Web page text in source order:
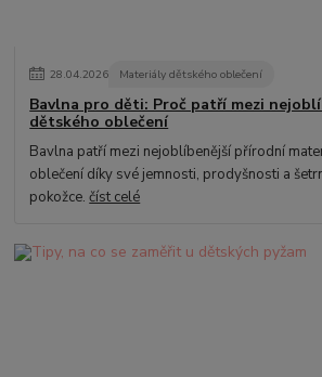
28.04.2026 Materiály dětského oblečení
Bavlna pro děti: Proč patří mezi
dětského oblečení
Bavlna patří mezi nejoblíbenější přírodní
oblečení díky své jemnosti, prodyšnosti a
pokožce.číst celé